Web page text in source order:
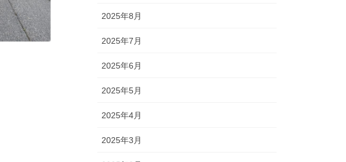
2025年8月
2025年7月
2025年6月
2025年5月
2025年4月
2025年3月